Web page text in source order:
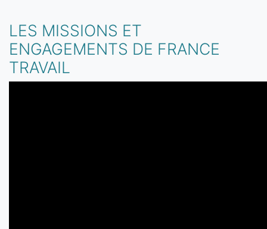
LES MISSIONS ET
ENGAGEMENTS DE FRANCE
TRAVAIL